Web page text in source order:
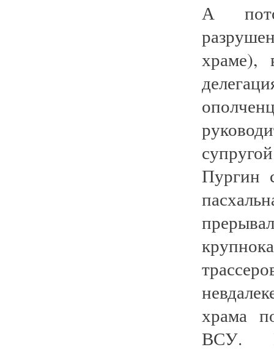
А
храме),
Пургин
храма
ВСУ.